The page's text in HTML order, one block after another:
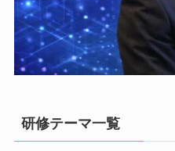
研修テーマ一覧